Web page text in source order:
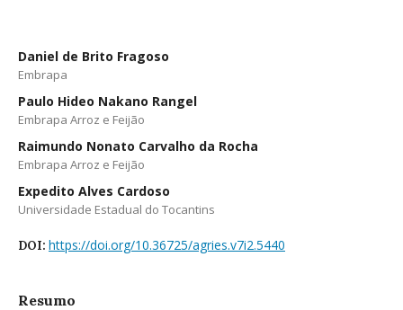
Daniel de Brito Fragoso
Embrapa
Paulo Hideo Nakano Rangel
Embrapa Arroz e Feijão
Raimundo Nonato Carvalho da Rocha
Embrapa Arroz e Feijão
Expedito Alves Cardoso
Universidade Estadual do Tocantins
DOI: https://doi.org/10.36725/agries.v7i2.5440
Resumo